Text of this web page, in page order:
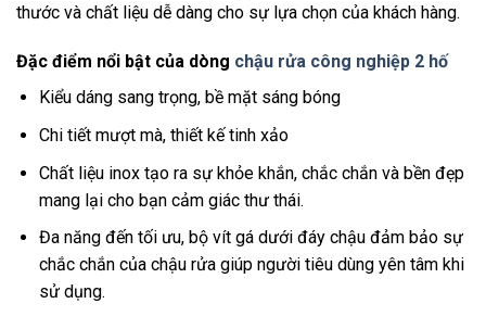
thước và chất liệu dễ dàng cho sự lựa chọn của khách hàng.
Đặc điểm nổi bật của dòng chậu rửa công nghiệp 2 hố
Kiểu dáng sang trọng, bề mặt sáng bóng
Chi tiết mượt mà, thiết kế tinh xảo
Chất liệu inox tạo ra sự khỏe khắn, chắc chắn và bền đẹp
mang lại cho bạn cảm giác thư thái.
Đa năng đến tối ưu, bộ vít gá dưới đáy chậu đảm bảo sự
chắc chắn của chậu rửa giúp người tiêu dùng yên tâm khi
sử dụng.